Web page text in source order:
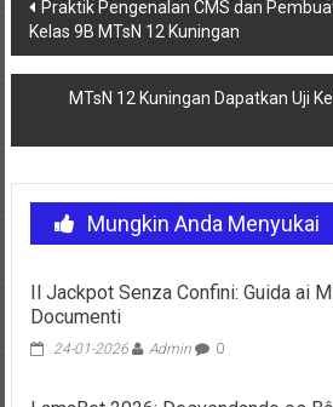
pos
Praktik Pengenalan CMS dan
Kelas 9B MTsN 12 Kuningan
MTsN 12 Kuningan Dapatkan Uji
Mungkin Anda Menyukai
Il Jackpot Senza Confini: Guida ai
Documenti
24-01-2026 Admin 0